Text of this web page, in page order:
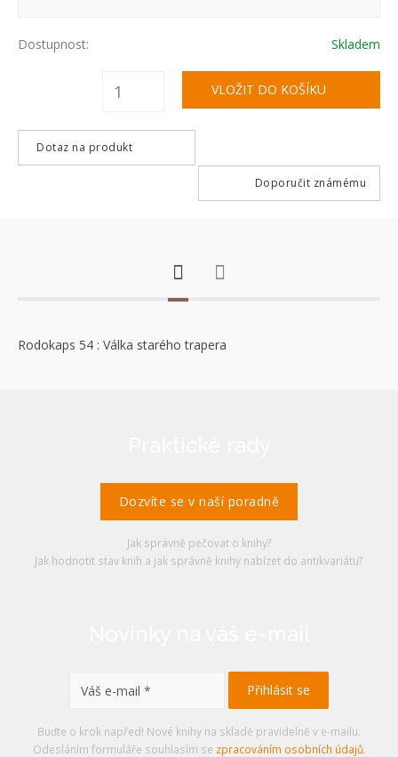
Dostupnost: Skladem
Dotaz na produkt
Doporučit známému
Rodokaps 54 : Válka starého trapera
Dozvíte se v naší poradně
Jak správně pečovat o knihy?
Jak hodnotit stav knih a jak správně knihy nabízet do antikvariátu?
Buďte o krok napřed! Nové knihy na skladě pravidelně v e-mailu.
Odesláním formuláře souhlasím se zpracováním osobních údajů.